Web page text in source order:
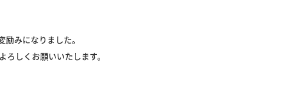
みになりました。
しくお願いいたします。